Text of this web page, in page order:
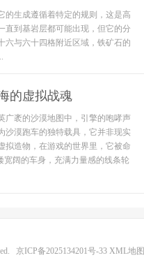
的生成遵循着特定的规则，这是高
直到基岩层都可能出现，但它的分
六与六十四格附近区域，铁矿石的
的虚拟战魂
广袤的沙漠地图中，引擎的咆哮声
沙漠跑车的独特载具，它并非现实
拟造物，在游戏的世界里，它被命
宽阔的车身，充满力量感的线条轮
京ICP备2025134201号-33 XML地图